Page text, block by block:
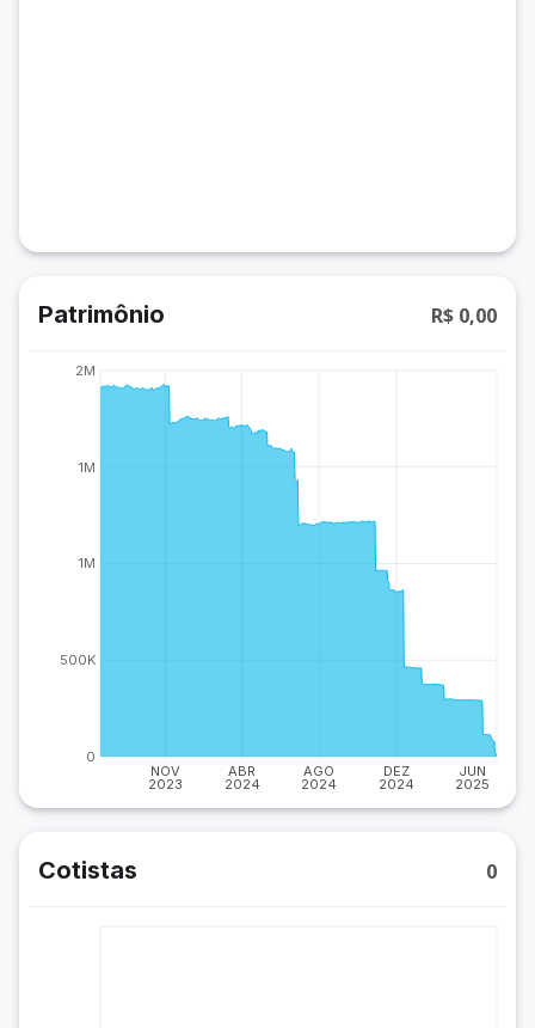
Patrimônio R$ 0,00
NOV
2023
ABR
2024
AGO
2024
DEZ
2024
JUN
2025
0
500K
1M
1M
2M
Cotistas 0